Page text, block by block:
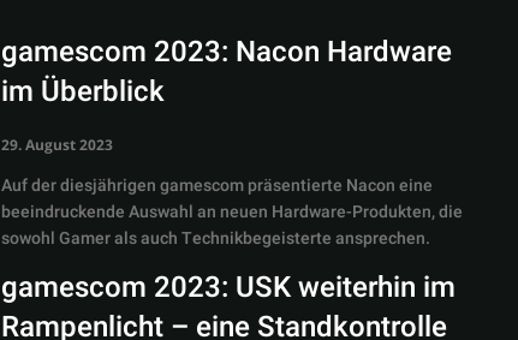
gamescom 2023: Nacon Hardware
im Überblick
29. August 2023
Auf der diesjährigen gamescom präsentierte Nacon eine
beeindruckende Auswahl an neuen Hardware-Produkten, die
sowohl Gamer als auch Technikbegeisterte ansprechen.
gamescom 2023: USK weiterhin im
Rampenlicht – eine Standkontrolle